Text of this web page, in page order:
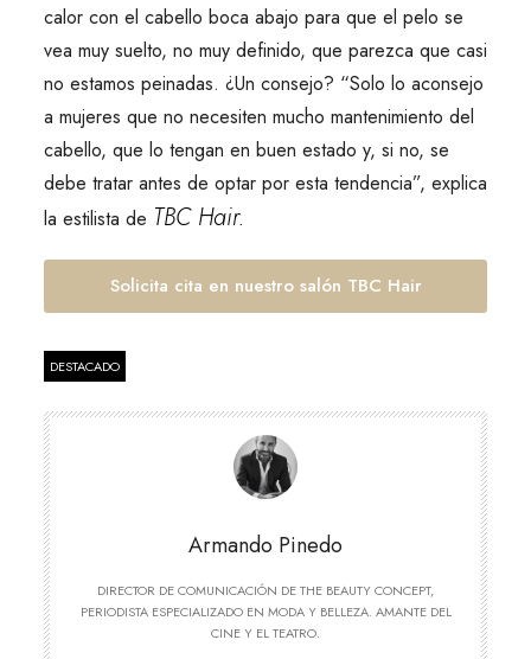
calor con el cabello boca abajo para que el pelo se
vea muy suelto, no muy definido, que parezca que casi
no estamos peinadas. ¿Un consejo? “Solo lo aconsejo
a mujeres que no necesiten mucho mantenimiento del
cabello, que lo tengan en buen estado y, si no, se
debe tratar antes de optar por esta tendencia”, explica
la estilista de TBC Hair.
Solicita cita en nuestro salón TBC Hair
DESTACADO
Armando Pinedo
DIRECTOR DE COMUNICACIÓN DE THE BEAUTY CONCEPT,
PERIODISTA ESPECIALIZADO EN MODA Y BELLEZA. AMANTE DEL
CINE Y EL TEATRO.